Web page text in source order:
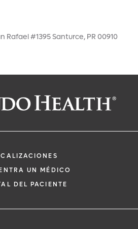
Rafael #1395Santurce, PR 00910
cita con:
Y Ruiz Baez, MD
General
UN MÉDICO
DEL PACIENTE